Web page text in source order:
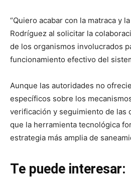
“Quiero acabar con la matraca y
Rodríguez al solicitar la
de los organismos involucrados
funcionamiento efectivo del
Aunque las autoridades no
específicos sobre los
verificación y seguimiento de las
que la herramienta tecnológica
estrategia más amplia de
Te puede interesar: